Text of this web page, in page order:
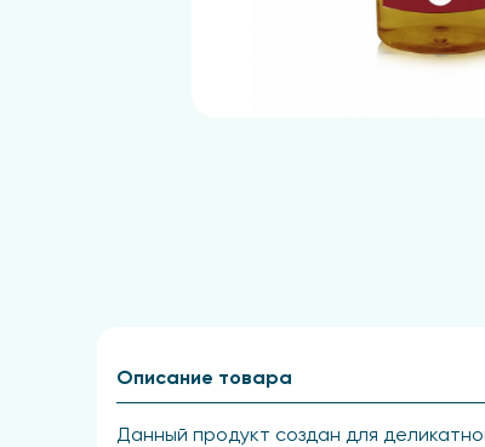
Описание товара
Данный продукт создан для